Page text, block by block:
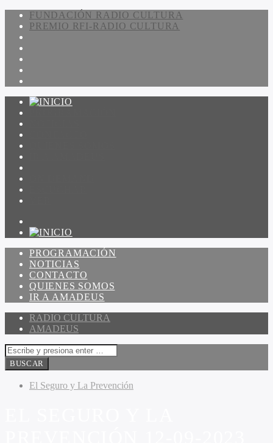
FUNDACIÓN RADIO CULTURA
PREMIO RFI-RADIO CULTURA
PROGRAMACIÓN
NOTICIAS
CONTACTO
QUIENES SOMOS
IR A AMADEUS
RADIO CULTURA
AMADEUS
El Seguro y La Prevención